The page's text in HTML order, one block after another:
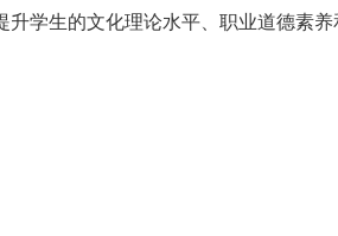
学生的文化理论水平、职业道德素养